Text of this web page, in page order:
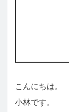
こんにちは。
小林です。